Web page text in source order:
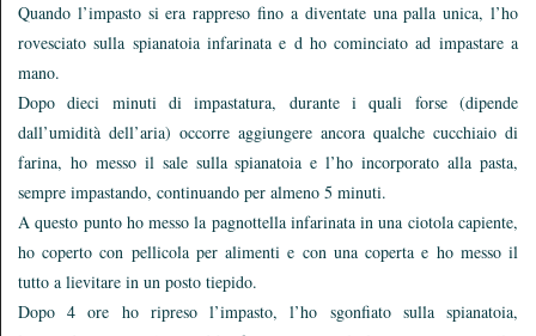
Quando l’impasto si era rappreso fino a diventate una palla unica, l’ho
rovesciato sulla spianatoia infarinata e d ho cominciato ad impastare a
mano.
Dopo dieci minuti di impastatura, durante i quali forse (dipende
dall’umidità dell’aria) occorre aggiungere ancora qualche cucchiaio di
farina, ho messo il sale sulla spianatoia e l’ho incorporato alla pasta,
sempre impastando, continuando per almeno 5 minuti.
A questo punto ho messo la pagnottella infarinata in una ciotola capiente,
ho coperto con pellicola per alimenti e con una coperta e ho messo il
tutto a lievitare in un posto tiepido.
Dopo 4 ore ho ripreso l’impasto, l’ho sgonfiato sulla spianatoia,